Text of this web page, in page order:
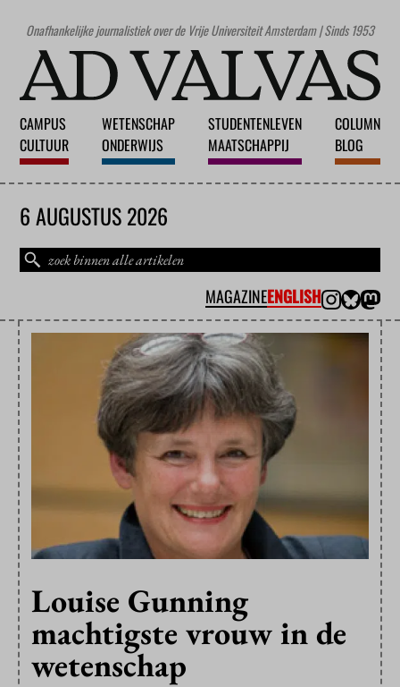
Onafhankelijke journalistiek over de Vrije Universiteit Amsterdam | Sinds 1953
CAMPUS
CULTUUR
WETENSCHAP
ONDERWIJS
STUDENTENLEVEN
MAATSCHAPPIJ
COLUMN
BLOG
6 AUGUSTUS 2026
MAGAZINEENGLISH
Louise Gunning
machtigste vrouw in de
wetenschap